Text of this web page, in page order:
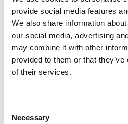
provide social media features
We also share information
our social media, advertising
may combine it with other
provided to them or that
of their services.
Selection
Necessary
K1 -